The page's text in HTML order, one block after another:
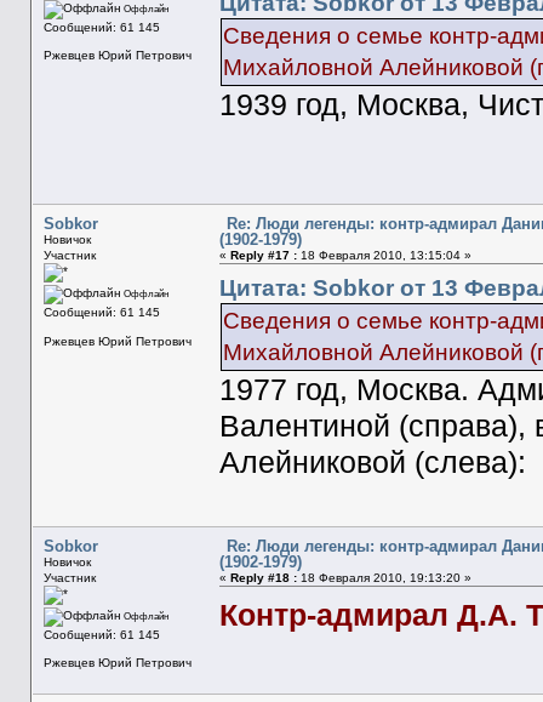
Оффлайн
Сообщений: 61 145
Ржевцев Юрий Петрович
Сведения о семье контр-
Михайловной Алейниковой
1939 год, Москва,
Sobkor
Новичок
Участник
Оффлайн
Сообщений: 61 145
Ржевцев Юрий Петрович
Re: Люди легенды: контр-адмирал
(1902-1979)
« Reply #17 :18 Февраля 2010, 13:15:04 »
Цитата: Sobkor от 13
Сведения о семье контр-
Михайловной Алейниковой
1977 год, Москва.
Валентиной (справа),
Алейниковой (слева):
Sobkor
Новичок
Участник
Оффлайн
Сообщений: 61 145
Ржевцев Юрий Петрович
Re: Люди легенды: контр-адмирал
(1902-1979)
« Reply #18 :18 Февраля 2010, 19:13:20 »
Контр-адмирал Д.А.